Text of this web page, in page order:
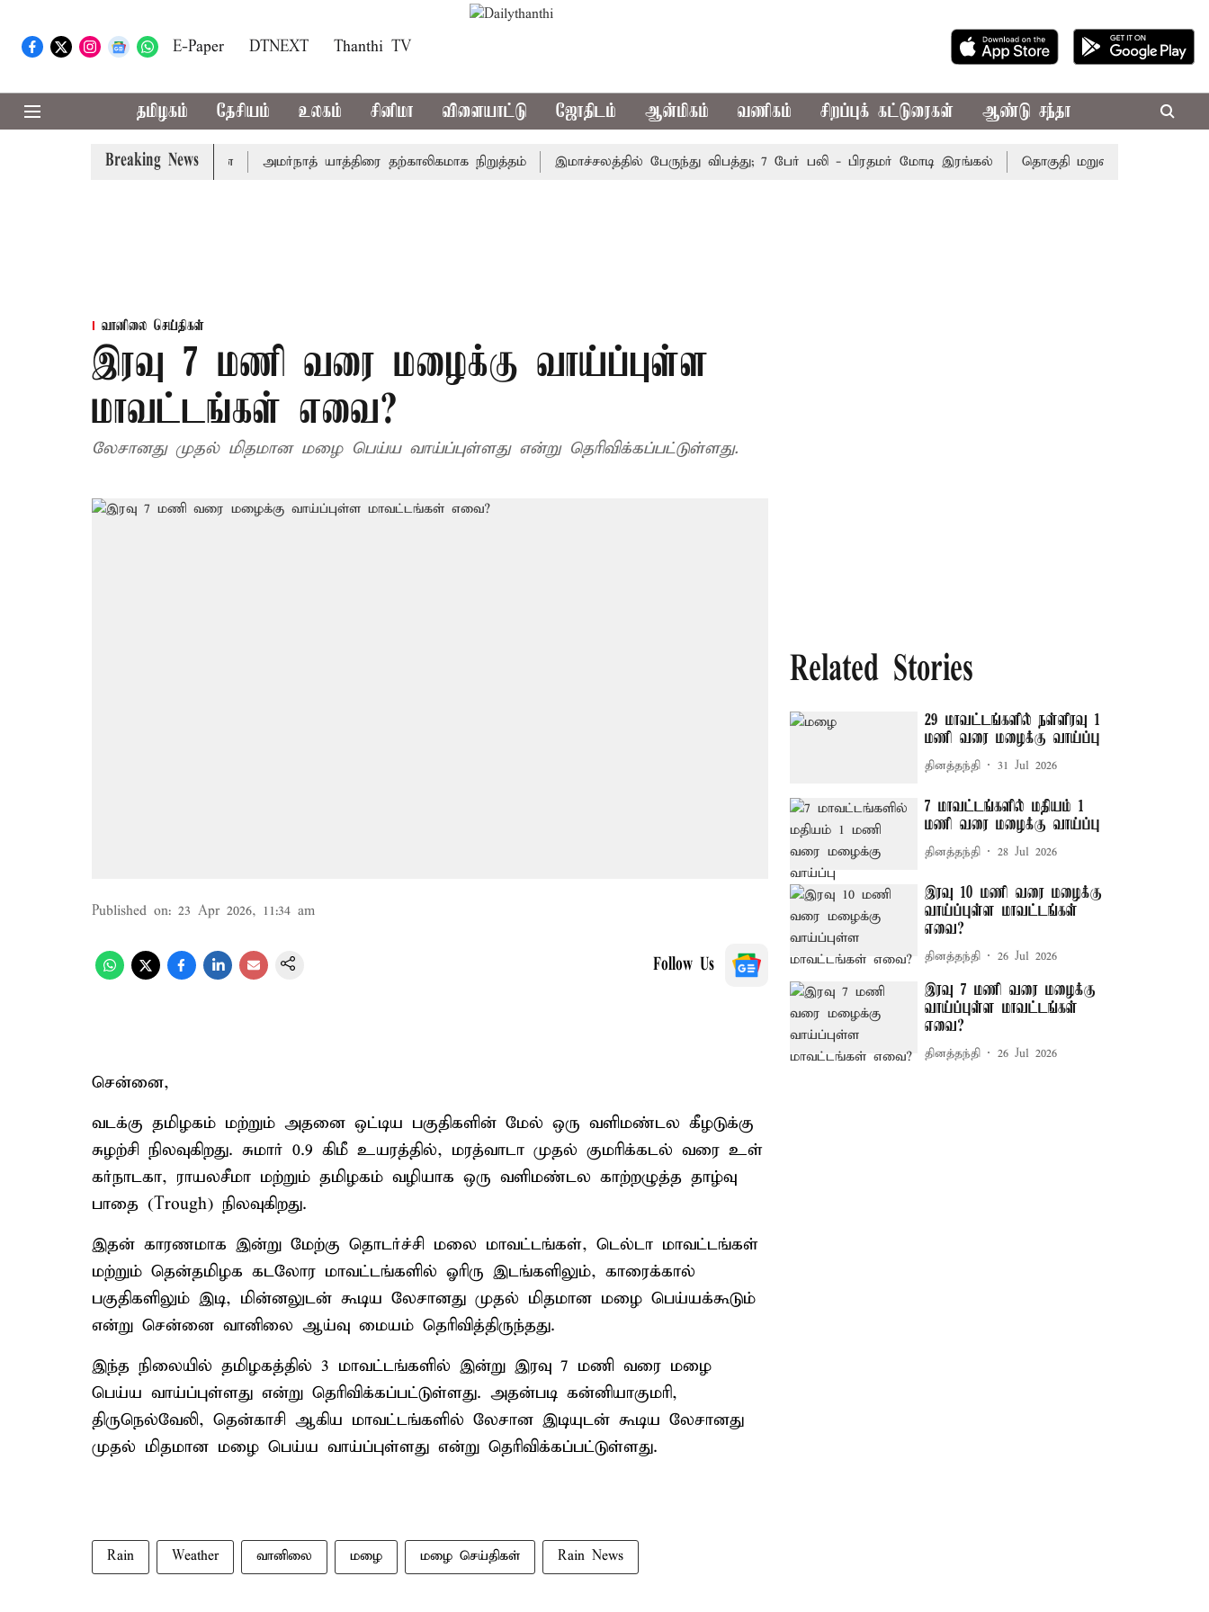
E-Paper DTNEXT Thanthi TV
தமிழகம் தேசியம் உலகம் சினிமா விளையாட்டு ஜோதிடம் ஆன்மிகம் வணிகம் சிறப்புக் கட்டுரைகள் ஆண்டு சந்தா
Breaking News
சுப்ரீம்கோர்ட்டில் விசாரணை அமர்நாத் யாத்திரை தற்காலிகமாக நிறுத்தம் இமாச்சலத்தில் பேருந்து விபத்து; 7 பேர் பலி - பிரதமர் மோடி இரங்கல் தொகுதி மறுவரையறை நடந்தால்
வானிலை செய்திகள்
இரவு 7 மணி வரை மழைக்கு வாய்ப்புள்ள
மாவட்டங்கள் எவை?
லேசானது முதல் மிதமான மழை பெய்ய வாய்ப்புள்ளது என்று தெரிவிக்கப்பட்டுள்ளது.
Published on: 23 Apr 2026, 11:34 am
Follow Us
சென்னை,
வடக்கு தமிழகம் மற்றும் அதனை ஒட்டிய பகுதிகளின் மேல் ஒரு வளிமண்டல கீழடுக்கு
சுழற்சி நிலவுகிறது. சுமார் 0.9 கிமீ உயரத்தில், மரத்வாடா முதல் குமரிக்கடல் வரை உள்
கர்நாடகா, ராயலசீமா மற்றும் தமிழகம் வழியாக ஒரு வளிமண்டல காற்றழுத்த தாழ்வு
பாதை (Trough) நிலவுகிறது.
இதன் காரணமாக இன்று மேற்கு தொடர்ச்சி மலை மாவட்டங்கள், டெல்டா மாவட்டங்கள்
மற்றும் தென்தமிழக கடலோர மாவட்டங்களில் ஓரிரு இடங்களிலும், காரைக்கால்
பகுதிகளிலும் இடி, மின்னலுடன் கூடிய லேசானது முதல் மிதமான மழை பெய்யக்கூடும்
என்று சென்னை வானிலை ஆய்வு மையம் தெரிவித்திருந்தது.
இந்த நிலையில் தமிழகத்தில் 3 மாவட்டங்களில் இன்று இரவு 7 மணி வரை மழை
பெய்ய வாய்ப்புள்ளது என்று தெரிவிக்கப்பட்டுள்ளது. அதன்படி கன்னியாகுமரி,
திருநெல்வேலி, தென்காசி ஆகிய மாவட்டங்களில் லேசான இடியுடன் கூடிய லேசானது
முதல் மிதமான மழை பெய்ய வாய்ப்புள்ளது என்று தெரிவிக்கப்பட்டுள்ளது.
Rain Weather வானிலை மழை மழை செய்திகள் Rain News
Related Stories
29 மாவட்டங்களில் நள்ளிரவு 1
மணி வரை மழைக்கு வாய்ப்பு
தினத்தந்தி 31 Jul 2026
7 மாவட்டங்களில் மதியம் 1
மணி வரை மழைக்கு வாய்ப்பு
தினத்தந்தி 28 Jul 2026
இரவு 10 மணி வரை மழைக்கு
வாய்ப்புள்ள மாவட்டங்கள்
எவை?
தினத்தந்தி 26 Jul 2026
இரவு 7 மணி வரை மழைக்கு
வாய்ப்புள்ள மாவட்டங்கள்
எவை?
தினத்தந்தி 26 Jul 2026